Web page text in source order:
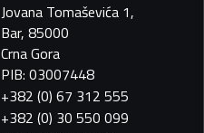
Jovana Tomaševića 1,
Bar, 85000
Crna Gora
PIB: 03007448
+382 (0) 67 312 555
+382 (0) 30 550 099